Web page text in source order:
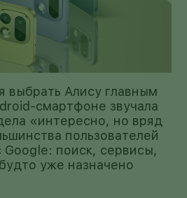
выбрать Алису главным
смартфоне звучала
«интересно, но вряд
пользователей
Google: поиск, сервисы,
уже назначено